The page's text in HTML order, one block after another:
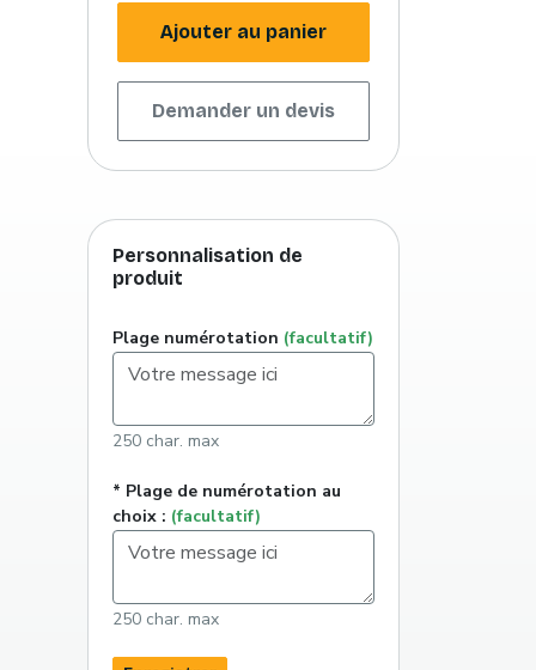
Ajouter au panier
Demander un devis
Personnalisation de
produit
Plage numérotation (facultatif)
250 char. max
* Plage de numérotation au
choix : (facultatif)
250 char. max